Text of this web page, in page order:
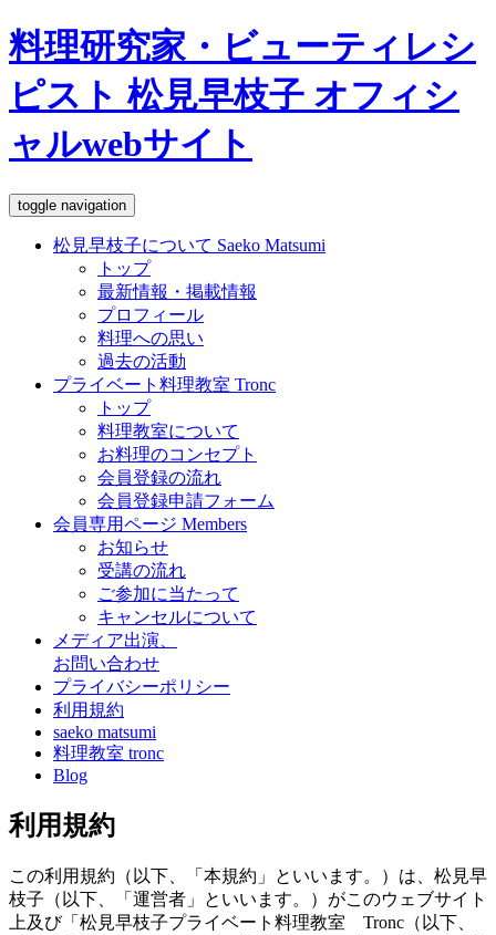
料理研究家・ビューティレシ
ピスト 松見早枝子 オフィシ
ャルwebサイト
toggle navigation
松見早枝子について Saeko Matsumi
トップ
最新情報・掲載情報
プロフィール
料理への思い
過去の活動
プライベート料理教室 Tronc
トップ
料理教室について
お料理のコンセプト
会員登録の流れ
会員登録申請フォーム
会員専用ページ Members
お知らせ
受講の流れ
ご参加に当たって
キャンセルについて
メディア出演、
お問い合わせ
プライバシーポリシー
利用規約
saeko matsumi
料理教室 tronc
Blog
利用規約
この利用規約（以下、「本規約」といいます。）は、松見早
枝子（以下、「運営者」といいます。）がこのウェブサイト
上及び「松見早枝子プライベート料理教室 Tronc（以下、